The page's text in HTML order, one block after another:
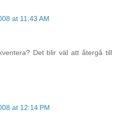
at 11:43 AM
Det blir väl att återgå till
at 12:14 PM